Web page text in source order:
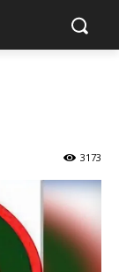
3173